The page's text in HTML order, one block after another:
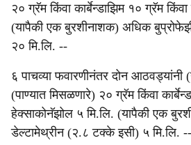
२० ग्रॅम किंवा कार्बेन्डाझिम १० ग्रॅम
(यापैकी एक बुरशीनाशक) अधिक
२० मि.लि. --
६ पाचव्या फवारणीनंतर दोन
(पाण्यात मिसळणारे) २० ग्रॅम किंवा
हेक्साकोनॅझोल ५ मि.लि. (यापैकी एक
डेल्टामेथ्रीन (२.८ टक्के इसी) ५ मि.लि. --